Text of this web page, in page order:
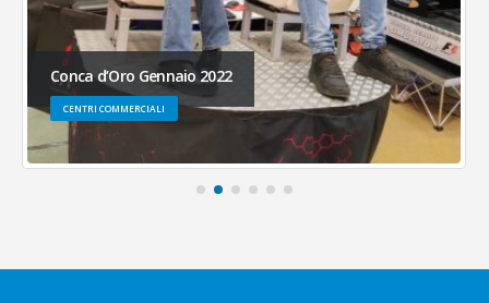
Conca d’Oro Gennaio 2022
CENTRI COMMERCIALI